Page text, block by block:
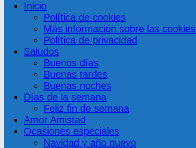
Inicio
Política de cookies
Más información sobre las cookies
Política de privacidad
Saludos
Buenos días
Buenas tardes
Buenas noches
Días de la semana
Feliz fin de semana
Amor Amistad
Ocasiones especiales
Navidad y año nuevo